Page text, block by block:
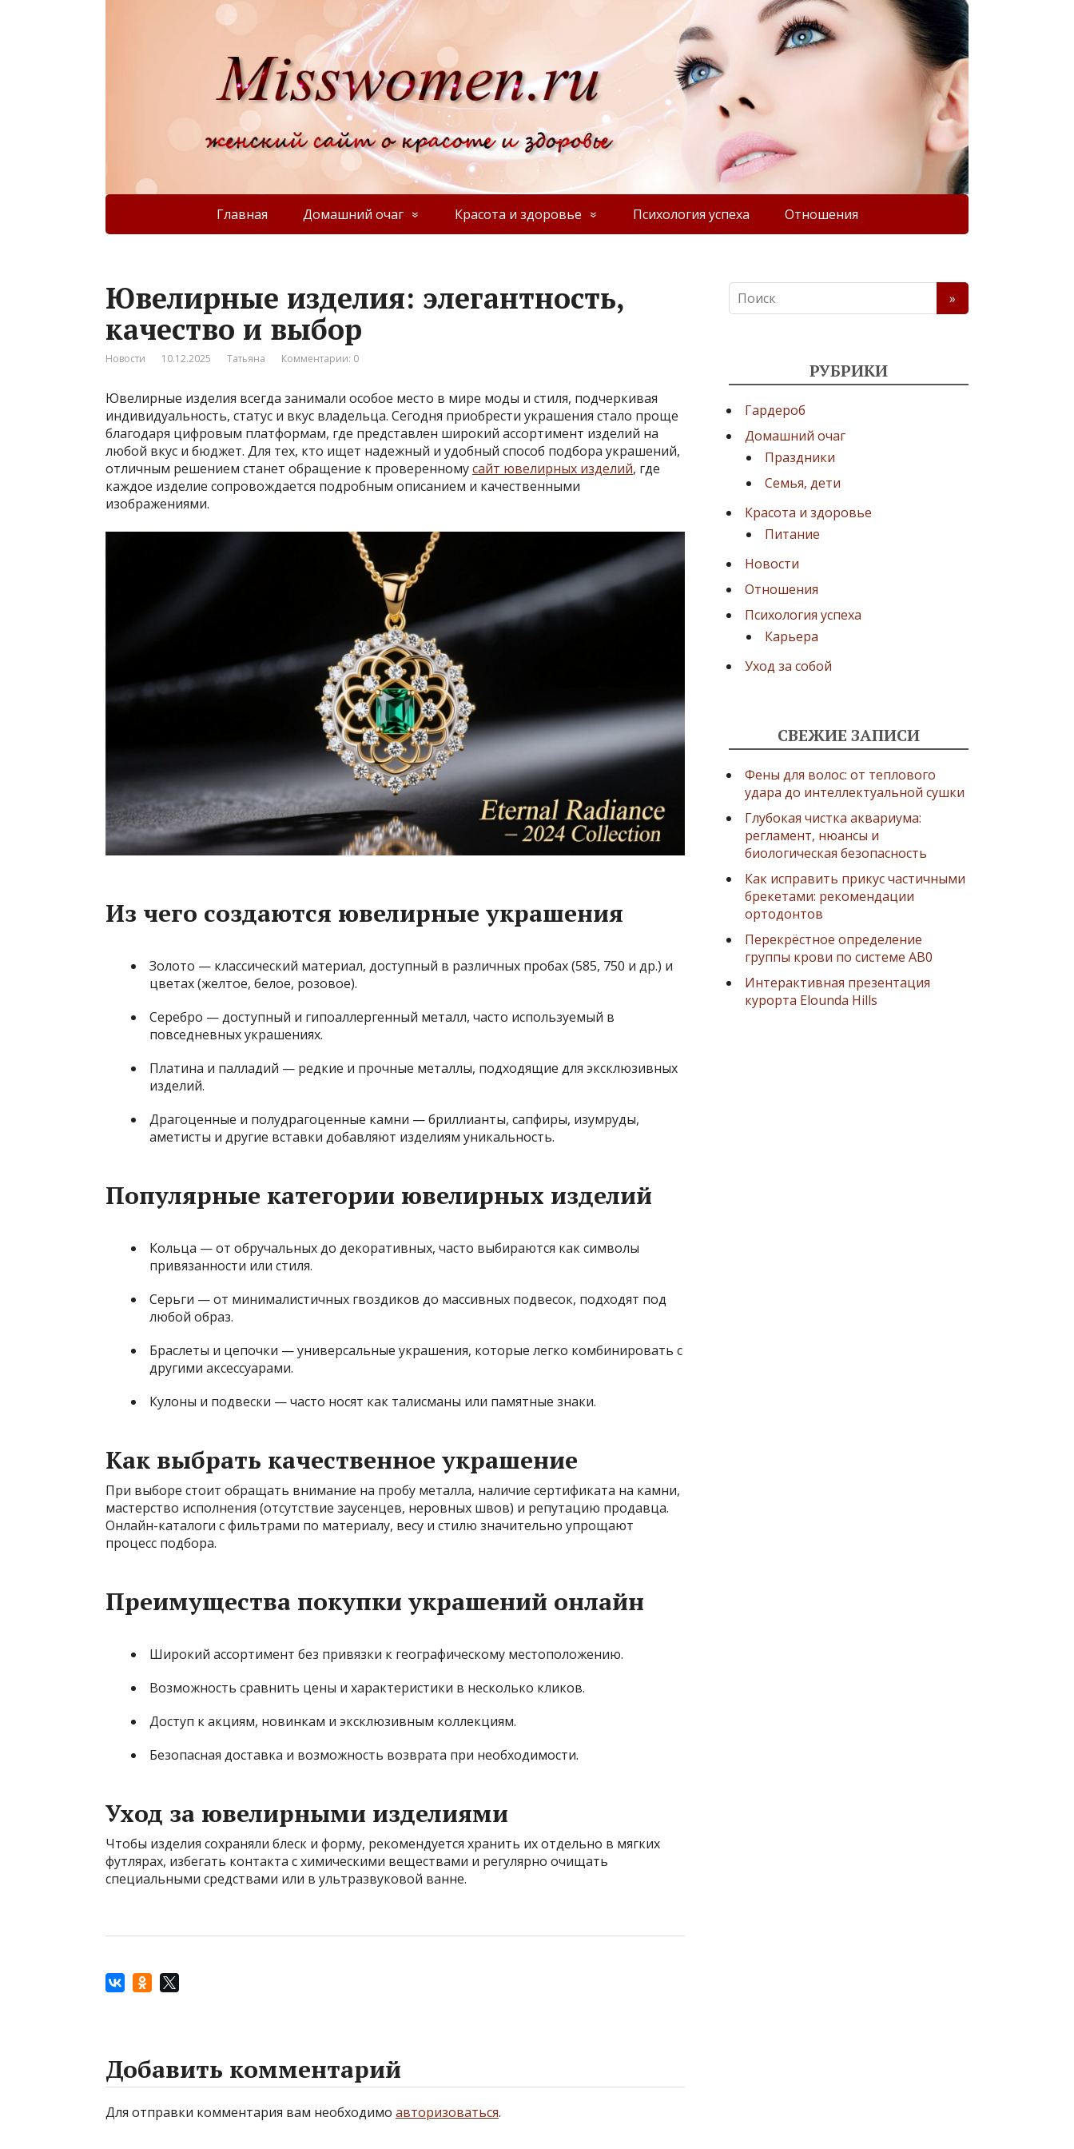
Главная Домашний очаг Красота и здоровье Психология успеха Отношения
Ювелирные изделия: элегантность,
качество и выбор
Новости 10.12.2025 Татьяна Комментарии: 0
Ювелирные изделия всегда занимали особое место в мире моды и стиля, подчеркивая
индивидуальность, статус и вкус владельца. Сегодня приобрести украшения стало проще
благодаря цифровым платформам, где представлен широкий ассортимент изделий на
любой вкус и бюджет. Для тех, кто ищет надежный и удобный способ подбора украшений,
отличным решением станет обращение к проверенномусайт ювелирных изделий, где
каждое изделие сопровождается подробным описанием и качественными
изображениями.
Из чего создаются ювелирные украшения
Золото — классический материал, доступный в различных пробах (585, 750 и др.) и
цветах (желтое, белое, розовое).
Серебро — доступный и гипоаллергенный металл, часто используемый в
повседневных украшениях.
Платина и палладий — редкие и прочные металлы, подходящие для эксклюзивных
изделий.
Драгоценные и полудрагоценные камни — бриллианты, сапфиры, изумруды,
аметисты и другие вставки добавляют изделиям уникальность.
Популярные категории ювелирных изделий
Кольца — от обручальных до декоративных, часто выбираются как символы
привязанности или стиля.
Серьги — от минималистичных гвоздиков до массивных подвесок, подходят под
любой образ.
Браслеты и цепочки — универсальные украшения, которые легко комбинировать с
другими аксессуарами.
Кулоны и подвески — часто носят как талисманы или памятные знаки.
Как выбрать качественное украшение
При выборе стоит обращать внимание на пробу металла, наличие сертификата на камни,
мастерство исполнения (отсутствие заусенцев, неровных швов) и репутацию продавца.
Онлайн-каталоги с фильтрами по материалу, весу и стилю значительно упрощают
процесс подбора.
Преимущества покупки украшений онлайн
Широкий ассортимент без привязки к географическому местоположению.
Возможность сравнить цены и характеристики в несколько кликов.
Доступ к акциям, новинкам и эксклюзивным коллекциям.
Безопасная доставка и возможность возврата при необходимости.
Уход за ювелирными изделиями
Чтобы изделия сохраняли блеск и форму, рекомендуется хранить их отдельно в мягких
футлярах, избегать контакта с химическими веществами и регулярно очищать
специальными средствами или в ультразвуковой ванне.
Добавить комментарий
Для отправки комментария вам необходимо авторизоваться.
РУБРИКИ
Гардероб
Домашний очаг
Праздники
Семья, дети
Красота и здоровье
Питание
Новости
Отношения
Психология успеха
Карьера
Уход за собой
СВЕЖИЕ ЗАПИСИ
Фены для волос: от теплового
удара до интеллектуальной сушки
Глубокая чистка аквариума:
регламент, нюансы и
биологическая безопасность
Как исправить прикус частичными
брекетами: рекомендации
ортодонтов
Перекрёстное определение
группы крови по системе AB0
Интерактивная презентация
курорта Elounda Hills